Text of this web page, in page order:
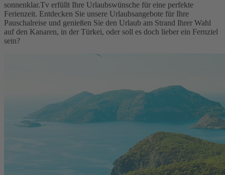
sonnenklar.Tv erfüllt Ihre Urlaubswünsche für eine perfekte
Ferienzeit. Entdecken Sie unsere Urlaubsangebote für Ihre
Pauschalreise und genießen Sie den Urlaub am Strand Ihrer Wahl
auf den Kanaren, in der Türkei, oder soll es doch lieber ein Fernziel
sein?